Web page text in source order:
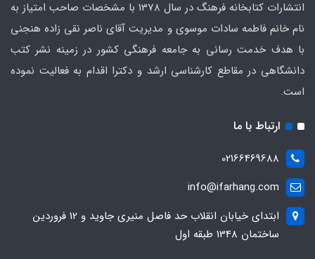
انتشارات کتابخانه فرهنگ در سال 1378 با مشخصات صاحب امتیاز به
نام خانم فاطمه سادات موسوی و مدیریت آقای ناصر نقی زاده هنجنی
با هدف خدمت رسانی به جامعه فرهنگی کشور در زمینه نشر کتب
دانشگاهی در مقاطع کارشناسی ارشد و دکترا اقدام به فعالیت نموده
است.
ارتباط با ما
02166469688
info@ifarhang.com
ابتداي خيابان انقلاب حد فاصل منيري جاويد و 12 فروردين
ساختمان 1348 طبقه اول